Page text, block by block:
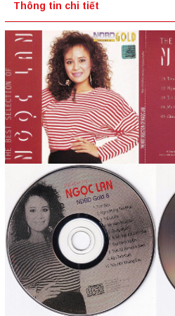
Thông tin chi tiết